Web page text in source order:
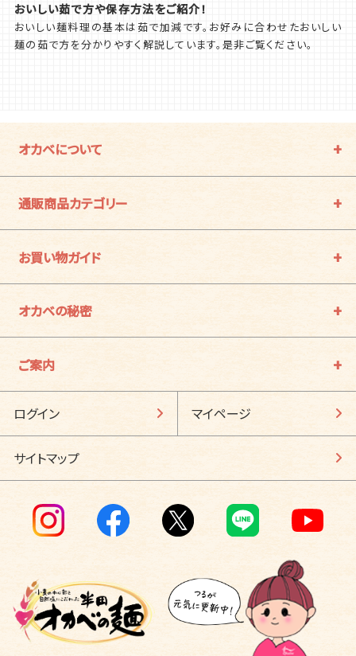
おいしい茹で方や保存方法をご紹介！
おいしい麺料理の基本は茹で加減です。お好みに合わせたおいしい
麺の茹で方を分かりやすく解説しています。是非ご覧ください。
オカベについて
通販商品カテゴリー
お買い物ガイド
オカベの秘密
ご案内
ログイン マイページ
サイトマップ